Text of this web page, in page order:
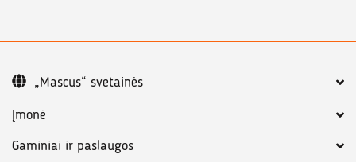
Įmonė
Gaminiai ir paslaugos
„Mascus“ svetainės